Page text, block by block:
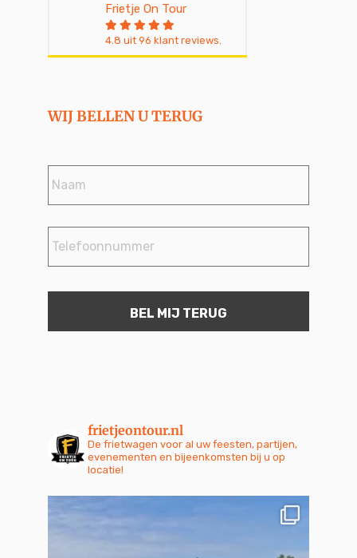
Frietje On Tour
4.8 uit 96 klant reviews.
WIJ BELLEN U TERUG
Naam *
Telefoonnummer *
frietjeontour.nl
De frietwagen voor al uw feesten, partijen,
evenementen en bijeenkomsten bij u op
locatie!